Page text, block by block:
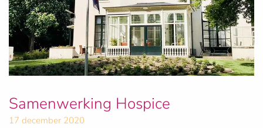
Samenwerking Hospice
17 december 2020